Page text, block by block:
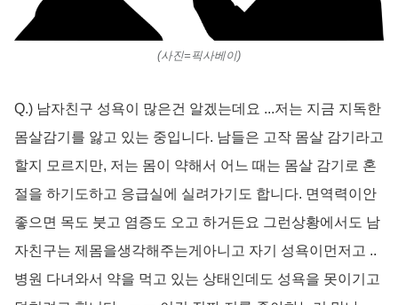
(사진=픽사베이)
Q.) 남자친구 성욕이 많은건 알겠는데요 ...저는 지금 지독한
몸살감기를 앓고 있는 중입니다. 남들은 고작 몸살 감기라고
할지 모르지만, 저는 몸이 약해서 어느 때는 몸살 감기로 혼
절을 하기도하고 응급실에 실려가기도 합니다. 면역력이안
좋으면 목도 붓고 염증도 오고 하거든요 그런상황에서도 남
자친구는 제몸을생각해주는게아니고 자기 성욕이먼저고 ..
병원 다녀와서 약을 먹고 있는 상태인데도 성욕을 못이기고